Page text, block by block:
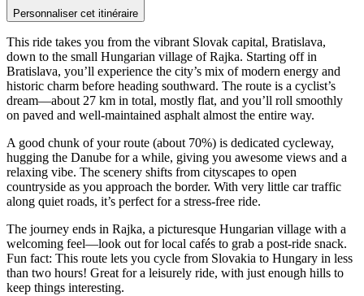
Personnaliser cet itinéraire
This ride takes you from the vibrant Slovak capital, Bratislava,
down to the small Hungarian village of Rajka. Starting off in
Bratislava, you’ll experience the city’s mix of modern energy and
historic charm before heading southward. The route is a cyclist’s
dream—about 27 km in total, mostly flat, and you’ll roll smoothly
on paved and well-maintained asphalt almost the entire way.
A good chunk of your route (about 70%) is dedicated cycleway,
hugging the Danube for a while, giving you awesome views and a
relaxing vibe. The scenery shifts from cityscapes to open
countryside as you approach the border. With very little car traffic
along quiet roads, it’s perfect for a stress-free ride.
The journey ends in Rajka, a picturesque Hungarian village with a
welcoming feel—look out for local cafés to grab a post-ride snack.
Fun fact: This route lets you cycle from Slovakia to Hungary in less
than two hours! Great for a leisurely ride, with just enough hills to
keep things interesting.